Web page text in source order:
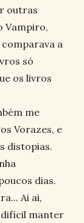
outras
Vampiro,
a
só
os livros
me
Vorazes, e
distopias.
dias.
Ai ai,
difícil manter